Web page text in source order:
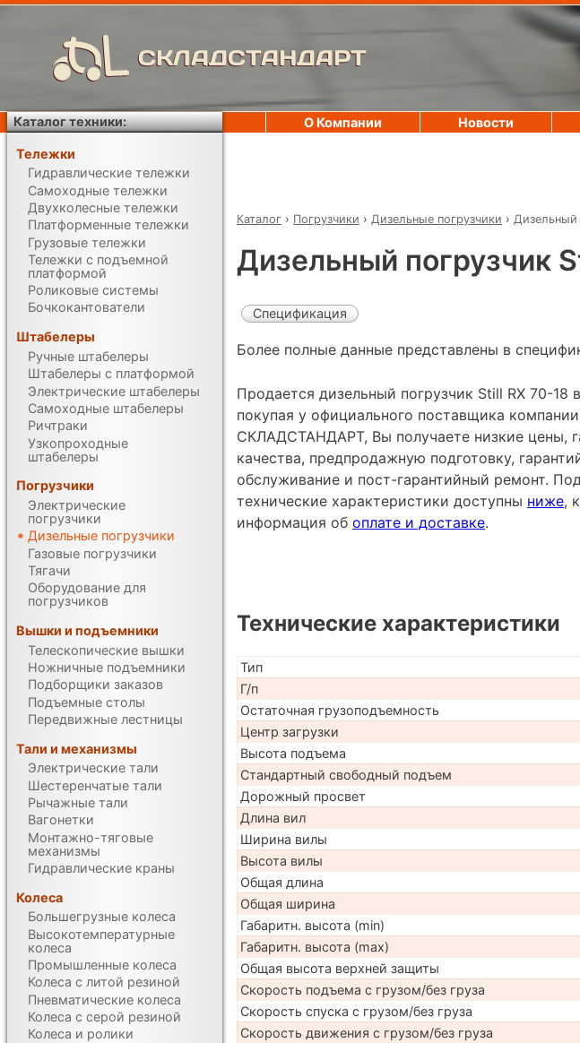
СКЛАДСТАНДАРТ
Каталог › Погрузчики › Дизельные погрузчики › Дизельный
Дизельный погрузчик
Спецификация
Более полные данные представлены в
Продается дизельный погрузчик Still RX 70-18
покупая у официального поставщика компании
СКЛАДСТАНДАРТ, Вы получаете низкие цены,
качества, предпродажную подготовку,
обслуживание и пост-гарантийный ремонт.
технические характеристики доступны ниже,
информация об оплате и доставке.
Технические характеристики
Тип
Г/п
Остаточная грузоподъемность
Центр загрузки
Высота подъема
Стандартный свободный подъем
Дорожный просвет
Длина вил
Ширина вилы
Высота вилы
Общая длина
Общая ширина
Габаритн. высота (min)
Габаритн. высота (max)
Общая высота верхней защиты
Скорость подъема с грузом/без груза
Скорость спуска с грузом/без груза
Скорость движения с грузом/без груза
О Компании Новости
Каталог техники:
Тележки
Гидравлические тележки
Самоходные тележки
Двухколесные тележки
Платформенные тележки
Грузовые тележки
Тележки с подъемной
платформой
Роликовые системы
Бочкокантователи
Штабелеры
Ручные штабелеры
Штабелеры с платформой
Электрические штабелеры
Самоходные штабелеры
Ричтраки
Узкопроходные
штабелеры
Погрузчики
Электрические
погрузчики
Дизельные погрузчики
Газовые погрузчики
Тягачи
Оборудование для
погрузчиков
Вышки и подъемники
Телескопические вышки
Ножничные подъемники
Подборщики заказов
Подъемные столы
Передвижные лестницы
Тали и механизмы
Электрические тали
Шестеренчатые тали
Рычажные тали
Вагонетки
Монтажно-тяговые
механизмы
Гидравлические краны
Колеса
Большегрузные колеса
Высокотемпературные
колеса
Промышленные колеса
Колеса с литой резиной
Пневматические колеса
Колеса с серой резиной
Колеса и ролики